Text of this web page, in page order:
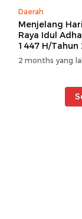
Daerah
Menjelang Hari
Raya Idul Adha
1447 H/Tahun
M, PT BRB
5 Ekor Hewan
2 months yang